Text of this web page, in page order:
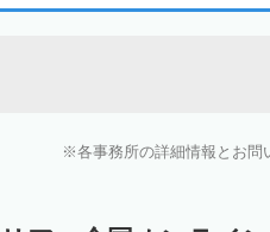
上川郡下川町 上川郡新得町
各事務所の詳細情報とお問